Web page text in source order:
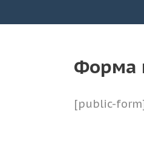
Форма
[public-